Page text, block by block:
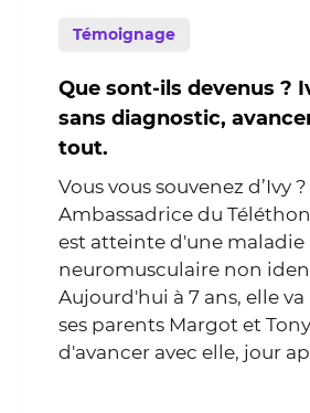
Témoignage
Que sont-ils devenus ?
sans diagnostic,
tout.
Vous vous souvenez d’Ivy ?
Ambassadrice du
est atteinte d'une maladie
neuromusculaire non
Aujourd'hui à 7 ans, elle va
ses parents Margot et
d'avancer avec elle, jour